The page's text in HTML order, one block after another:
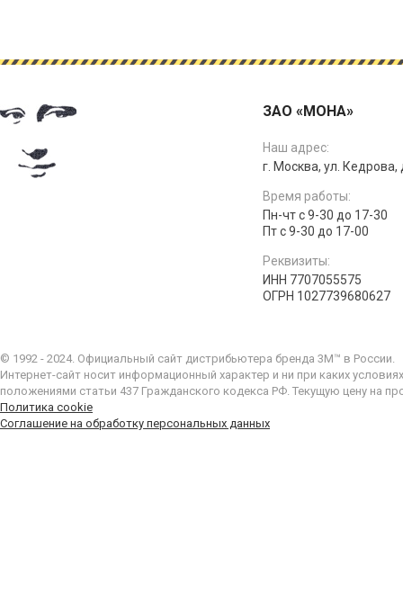
ЗАО «МОНА»
Наш адрес:
г. Москва, ул. Кедрова,
Время работы:
Пн-чт с 9-30 до 17-30
Пт с 9-30 до 17-00
Реквизиты:
ИНН 7707055575
ОГРН 1027739680627
© 1992 - 2024. Официальный сайт дистрибьютера бренда 3M™ в России.
Интернет-сайт носит информационный характер и ни при каких
положениями статьи 437 Гражданского кодекса РФ. Текущую цену на
Политика cookie
Соглашение на обработку персональных данных